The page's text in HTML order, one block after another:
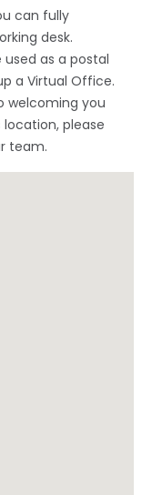
can fully
desk.
as a postal
a Virtual Office.
welcoming you
please
team.